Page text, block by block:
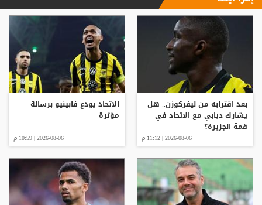
بعد اقترابه من ليفركوزن.. هل
يشارك ديابي مع الاتحاد في
قمة الجزيرة؟
2026-08-06 | 11:12 م
الاتحاد يودع فابينيو برسالة
مؤثرة
2026-08-06 | 10:59 م